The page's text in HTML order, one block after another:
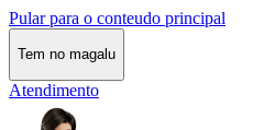
Pular para o conteudo principal
Tem no magalu
Atendimento